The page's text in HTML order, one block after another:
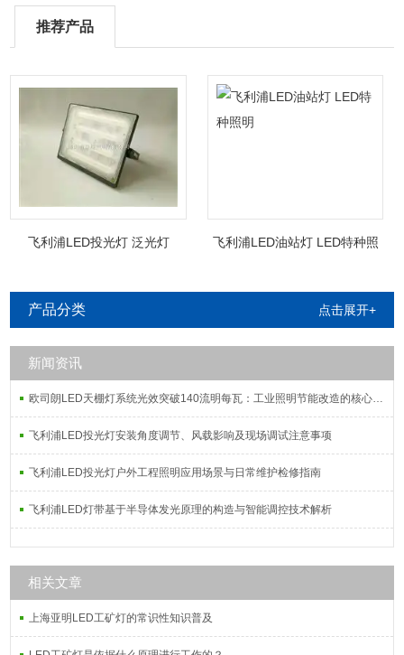
推荐产品
飞利浦LED投光灯 泛光灯
飞利浦LED油站灯 LED特种照
产品分类 点击展开+
新闻资讯
欧司朗LED天棚灯系统光效突破140流明每瓦：工业照明节能改造的核心指标解析
飞利浦LED投光灯安装角度调节、风载影响及现场调试注意事项
飞利浦LED投光灯户外工程照明应用场景与日常维护检修指南
飞利浦LED灯带基于半导体发光原理的构造与智能调控技术解析
相关文章
上海亚明LED工矿灯的常识性知识普及